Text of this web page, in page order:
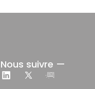
Nous suivre —